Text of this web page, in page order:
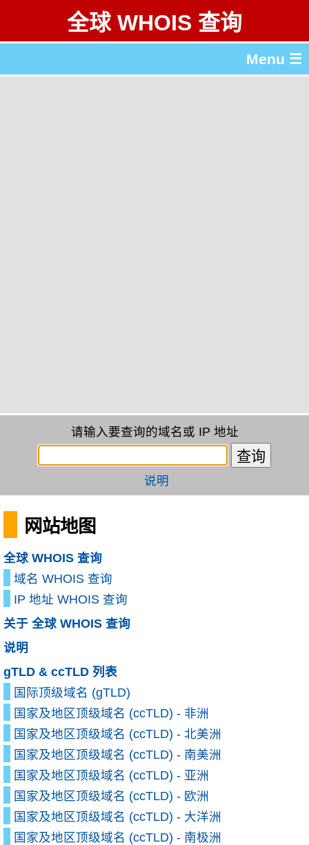
全球 WHOIS 查询
Menu ☰
请输入要查询的域名或 IP 地址
说明
网站地图
全球 WHOIS 查询
域名 WHOIS 查询
IP 地址 WHOIS 查询
关于 全球 WHOIS 查询
说明
gTLD & ccTLD 列表
国际顶级域名 (gTLD)
国家及地区顶级域名 (ccTLD) - 非洲
国家及地区顶级域名 (ccTLD) - 北美洲
国家及地区顶级域名 (ccTLD) - 南美洲
国家及地区顶级域名 (ccTLD) - 亚洲
国家及地区顶级域名 (ccTLD) - 欧洲
国家及地区顶级域名 (ccTLD) - 大洋洲
国家及地区顶级域名 (ccTLD) - 南极洲